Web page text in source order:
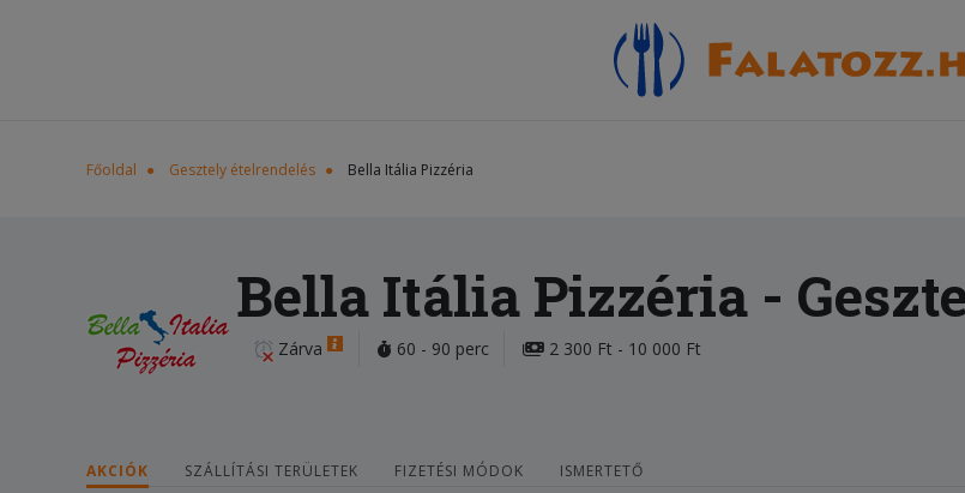
Főoldal Gesztely ételrendelés Bella Itália Pizzéria
Bella Itália Pizzéria -
Zárva 60 - 90 perc 2 300 Ft - 10 000 Ft
AKCIÓK SZÁLLÍTÁSI TERÜLETEK FIZETÉSI MÓDOK ISMERTETŐ